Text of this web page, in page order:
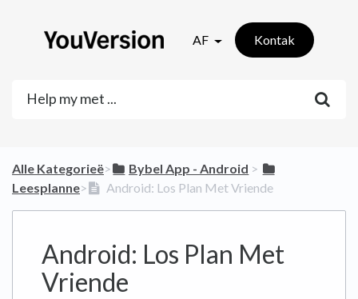
AF Kontak
Alle Kategorieë​>​ ​Bybel App - Android ​ > ​
Leesplanne​>​ Android: Los Plan Met Vriende
Android: Los Plan Met
Vriende